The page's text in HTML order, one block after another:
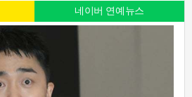
네이버 연예뉴스